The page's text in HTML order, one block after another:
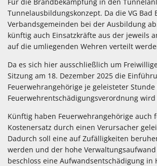
Tunnelausbildungskonzept. Da die VG
Verbandsgemeinden bei der Ausbildung
künftig auch Einsatzkräfte aus der jeweils
auf die umliegenden Wehren verteilt
Da es sich hier ausschließlich um
Sitzung am 18. Dezember 2025 die
Feuerwehrangehörige je geleisteter
Feuerwehrentschädigungsverordnung
Künftig haben Feuerwehrangehörige auch
Kostenersatz durch einen Verursacher
Dadurch soll eine auf Zufälligkeiten
werden und der hohe
beschloss eine Aufwandsentschädigung